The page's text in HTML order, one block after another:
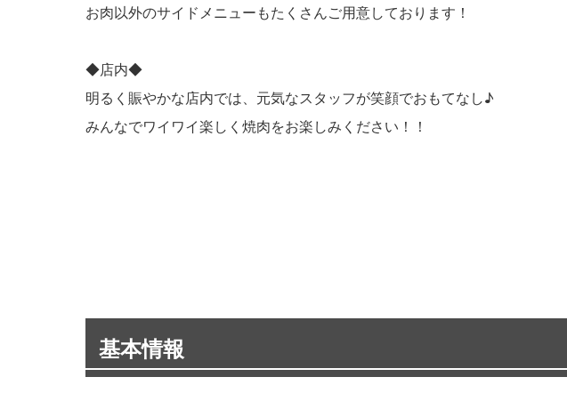
お肉以外のサイドメニューもたくさんご用意しております！
◆店内◆
明るく賑やかな店内では、元気なスタッフが笑顔でおもてなし♪
みんなでワイワイ楽しく焼肉をお楽しみください！！
基本情報